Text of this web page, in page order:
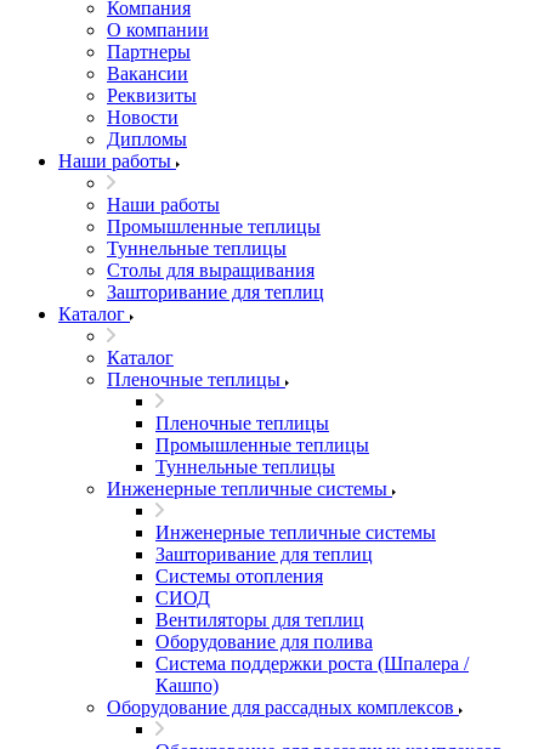
Компания
О компании
Партнеры
Вакансии
Реквизиты
Новости
Дипломы
Наши работы
Наши работы
Промышленные теплицы
Туннельные теплицы
Столы для выращивания
Зашторивание для теплиц
Каталог
Каталог
Пленочные теплицы
Пленочные теплицы
Промышленные теплицы
Туннельные теплицы
Инженерные тепличные системы
Инженерные тепличные системы
Зашторивание для теплиц
Системы отопления
СИОД
Вентиляторы для теплиц
Оборудование для полива
Система поддержки роста (Шпалера /
Кашпо)
Оборудование для рассадных комплексов